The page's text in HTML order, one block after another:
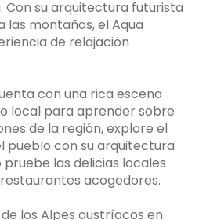
su arquitectura futurista
las montañas, el Aqua
de relajación
con una rica escena
local para aprender sobre
de la región, explore el
con su arquitectura
las delicias locales
acogedores.
los Alpes austríacos en